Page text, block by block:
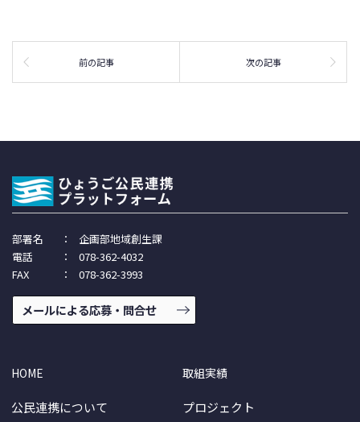
前の記事 次の記事
部署名 ：
企画部地域創生課
電話
：
078-362-4032
FAX
： 078-362-3993
メールによる応募・問合せ
HOME
公民連携について
取組実績
プロジェクト